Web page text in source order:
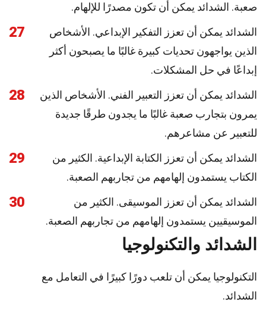
صعبة. الشدائد يمكن أن تكون مصدرًا للإلهام.
27
الشدائد يمكن أن تعزز التفكير الإبداعي. الأشخاص
الذين يواجهون تحديات كبيرة غالبًا ما يصبحون أكثر
إبداعًا في حل المشكلات.
28
الشدائد يمكن أن تعزز التعبير الفني. الأشخاص الذين
يمرون بتجارب صعبة غالبًا ما يجدون طرقًا جديدة
للتعبير عن مشاعرهم.
29
الشدائد يمكن أن تعزز الكتابة الإبداعية. الكثير من
الكتاب يستمدون إلهامهم من تجاربهم الصعبة.
30
الشدائد يمكن أن تعزز الموسيقى. الكثير من
الموسيقيين يستمدون إلهامهم من تجاربهم الصعبة.
الشدائد والتكنولوجيا
التكنولوجيا يمكن أن تلعب دورًا كبيرًا في التعامل مع
الشدائد.